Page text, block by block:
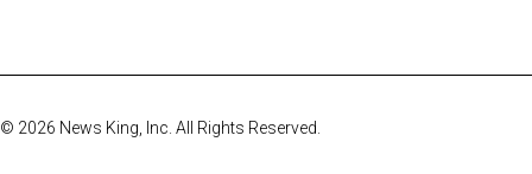
© 2026 News King, Inc. All Rights Reserved.